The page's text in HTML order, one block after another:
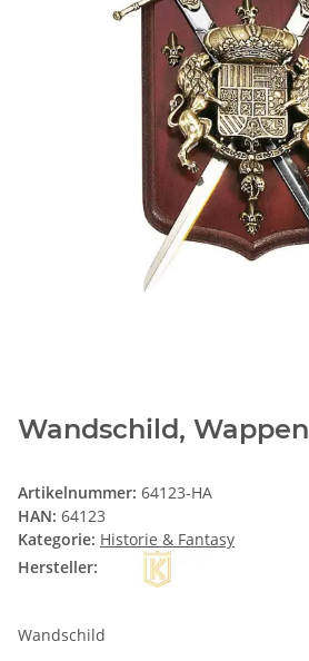
Wandschild, Wappen
Artikelnummer: 64123-HA
HAN: 64123
Kategorie: Historie & Fantasy
Hersteller:
Wandschild